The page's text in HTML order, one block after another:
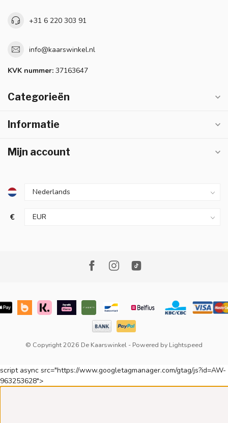
+31 6 220 303 91
info@kaarswinkel.nl
KVK nummer: 37163647
Categorieën
Informatie
Mijn account
€
© Copyright 2026 De Kaarswinkel - Powered by Lightspeed
script async src="https://www.googletagmanager.com/gtag/js?id=AW-
963253628">